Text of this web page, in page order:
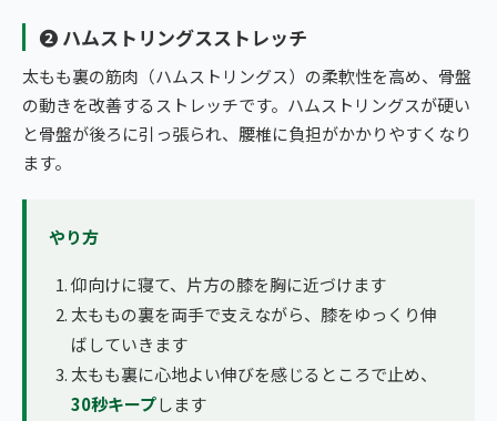
❷ ハムストリングスストレッチ
太もも裏の筋肉（ハムストリングス）の柔軟性を高め、骨盤
の動きを改善するストレッチです。ハムストリングスが硬い
と骨盤が後ろに引っ張られ、腰椎に負担がかかりやすくなり
ます。
やり方
仰向けに寝て、片方の膝を胸に近づけます
太ももの裏を両手で支えながら、膝をゆっくり伸
ばしていきます
太もも裏に心地よい伸びを感じるところで止め、
30秒キープします